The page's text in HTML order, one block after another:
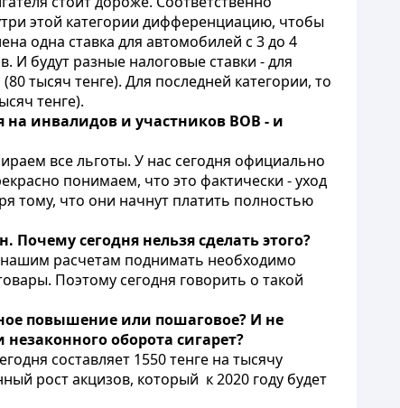
этой категории дифференциацию, чтобы
одна ставка для автомобилей с 3 до 4
И будут разные налоговые ставки - для
тысяч тенге). Для последней категории, то
тенге).
на инвалидов и участников ВОВ - и
все льготы. У нас сегодня официально
понимаем, что это фактически - уход
тому, что они начнут платить полностью
сегодня нельзя сделать этого?
нашим расчетам поднимать необходимо
Поэтому сегодня говорить о такой
повышение или пошаговое? И не
оборота сигарет?
составляет 1550 тенге на тысячу
рост акцизов, который к 2020 году будет